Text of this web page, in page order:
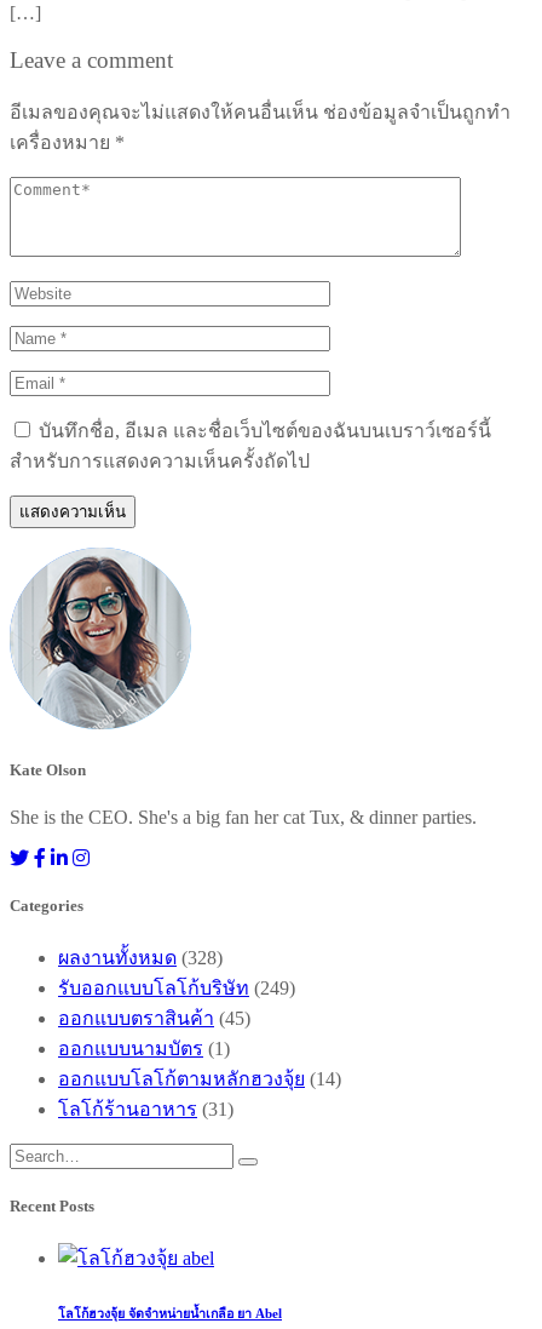
[…]
Leave a comment
อีเมลของคุณจะไม่แสดงให้คนอื่นเห็น ช่องข้อมูลจำเป็นถูกทำ
เครื่องหมาย *
บันทึกชื่อ, อีเมล และชื่อเว็บไซต์ของฉันบนเบราว์เซอร์นี้
สำหรับการแสดงความเห็นครั้งถัดไป
Kate Olson
She is the CEO. She's a big fan her cat Tux, & dinner parties.
Categories
ผลงานทั้งหมด (328)
รับออกแบบโลโก้บริษัท (249)
ออกแบบตราสินค้า (45)
ออกแบบนามบัตร (1)
ออกแบบโลโก้ตามหลักฮวงจุ้ย (14)
โลโก้ร้านอาหาร (31)
Recent Posts
โลโก้ฮวงจุ้ย จัดจำหน่ายน้ำเกลือ ยา Abel